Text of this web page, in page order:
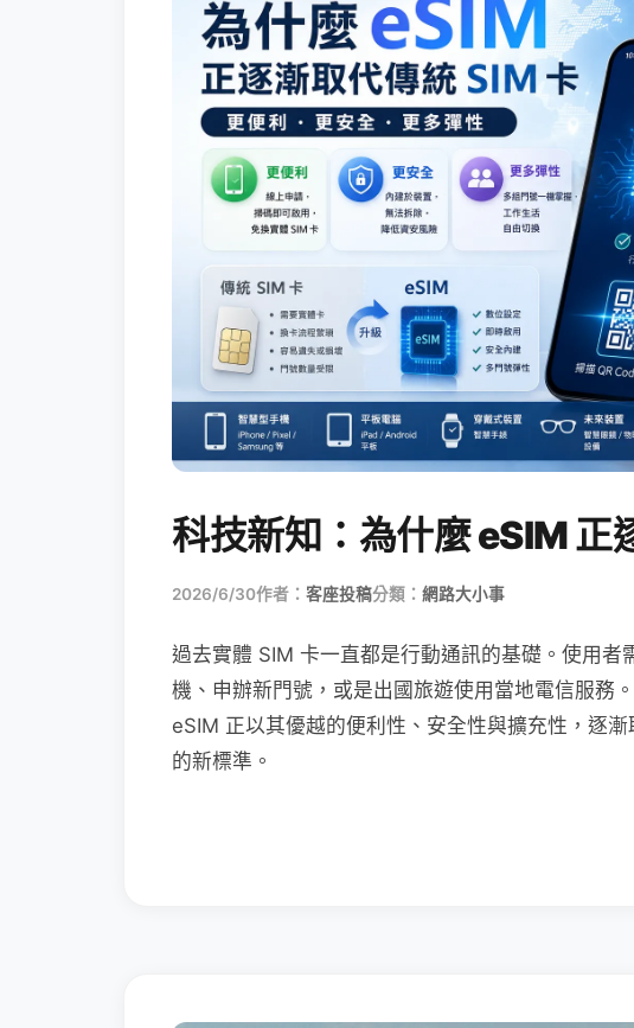
科技新知：為什麼 eSIM 正
2026/6/30作者： 客座投稿分類： 網路大小事
過去實體 SIM 卡一直都是行動通訊的基礎。使用者
機、申辦新門號，或是出國旅遊使用當地電信服務
eSIM 正以其優越的便利性、安全性與擴充性，逐
的新標準。